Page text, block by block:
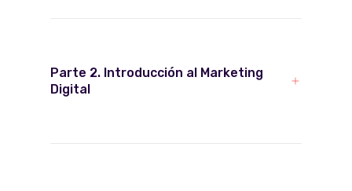
Parte 2. Introducción al Marketing
Digital
Materiales de apoyo
para la elaboración de
tu CV y ​​perfil en LinkedIn